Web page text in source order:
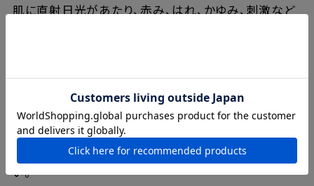
肌に直射日光があたり、赤み、はれ、かゆみ、刺激など
〇傷やはれもの、湿疹など、異常がある部位にはお使
いにならないでください。
〇目に入ったときはこすらず直ちに洗い流してくださ
い。目に異物感が残る場合は眼科医にご相談くださ
い。